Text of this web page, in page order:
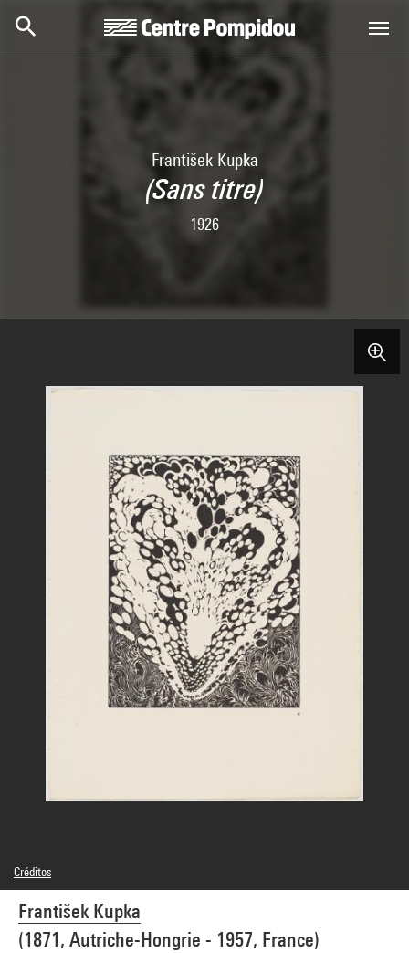
Centre Pompidou
František Kupka
(Sans titre)
1926
František Kupka
(1871, Autriche-Hongrie - 1957, France)
Créditos
© Adagp, Paris
Créditos fotográficos : Centre Pompidou, MNAM-CCI/Audrey Laurans/Dist.
GrandPalaisRmn
Referencia de la imagen : 4N87355